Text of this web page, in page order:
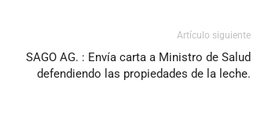
Artículo siguiente
SAGO AG. : Envía carta a Ministro de Salud
defendiendo las propiedades de la leche.